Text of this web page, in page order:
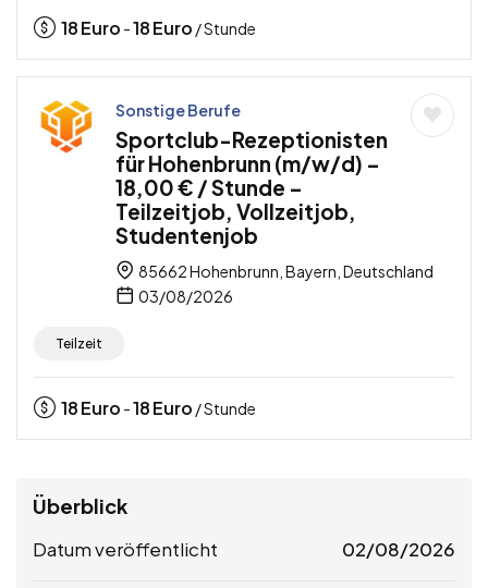
18Euro -18Euro / Stunde
Sonstige Berufe
Sportclub-Rezeptionisten
für Hohenbrunn (m/w/d) –
18,00 € / Stunde –
Teilzeitjob, Vollzeitjob,
Studentenjob
85662 Hohenbrunn, Bayern, Deutschland
03/08/2026
Teilzeit
18Euro -18Euro / Stunde
Überblick
Datum veröffentlicht 02/08/2026